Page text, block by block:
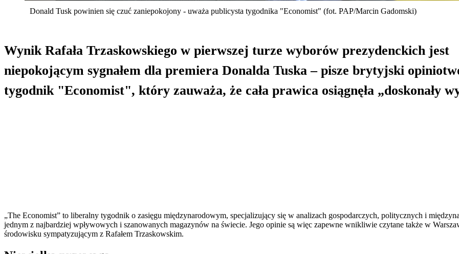
Donald Tusk powinien się czuć zaniepokojony - uważa publicysta tygodnika "Economist" (fot. PAP/Marcin Gadomski)
Wynik Rafała Trzaskowskiego w pierwszej turze wyborów prezydenckich jest
niepokojącym sygnałem dla premiera Donalda Tuska – pisze brytyjski
tygodnik "Economist", który zauważa, że cała prawica osiągnęła „doskonały
„The Economist” to liberalny tygodnik o zasięgu międzynarodowym, specjalizujący się w analizach gospodarczych, politycznych i
jednym z najbardziej wpływowych i szanowanych magazynów na świecie. Jego opinie są więc zapewne wnikliwie czytane także w
środowisku sympatyzującym z Rafałem Trzaskowskim.